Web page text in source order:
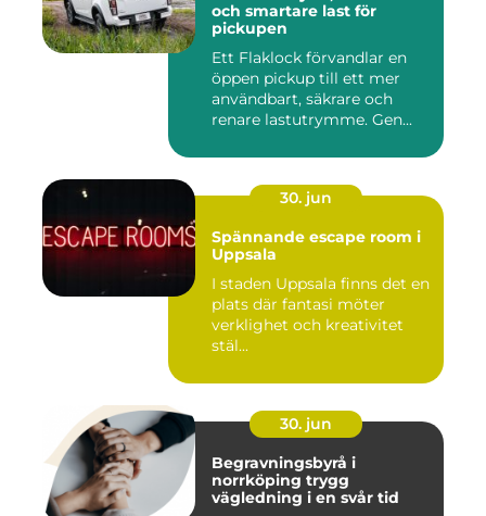
och smartare last för
pickupen
Ett Flaklock förvandlar en
öppen pickup till ett mer
användbart, säkrare och
renare lastutrymme. Gen...
30. jun
Spännande escape room i
Uppsala
I staden Uppsala finns det en
plats där fantasi möter
verklighet och kreativitet
stäl...
30. jun
Begravningsbyrå i
norrköping trygg
vägledning i en svår tid